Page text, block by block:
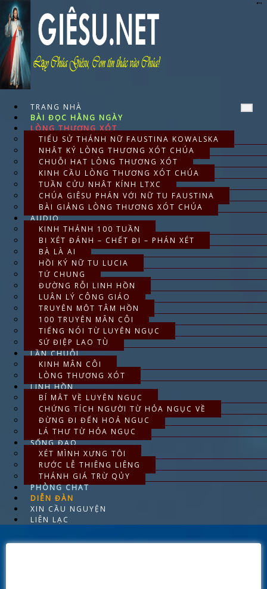
Skip
content
TRANG NHÀ
BÀI ĐỌC HẰNG NGÀY
LÒNG THƯƠNG XÓT
TIỂU SỬ THÁNH NỮ FAUSTINA KOWALSKA
NHẬT KÝ LÒNG THƯƠNG XÓT CHÚA
CHUỖI HẠT LÒNG THƯƠNG XÓT
KINH CẦU LÒNG THƯƠNG XÓT CHÚA
TUẦN CỬU NHẬT KÍNH LTXC
CHÚA GIÊSU PHÁN VỚI NỮ TU FAUSTINA
BÀI GIẢNG LÒNG THƯƠNG XÓT CHÚA
AUDIO
KINH THÁNH 100 TUẦN
BỊ XÉT ĐÁNH – CHẾT ĐI – PHÁN XÉT
BÀ LÀ AI
HỒI KÝ NỮ TU LUCIA
TỨ CHUNG
ĐƯỜNG RỖI LINH HỒN
LUÂN LÝ CÔNG GIÁO
TRUYỆN MỘT TÂM HỒN
100 TRUYỆN MÂN CÔI
TIẾNG NÓI TỪ LUYỆN NGỤC
SỨ ĐIỆP LAO TÙ
LẦN CHUỖI
KINH MÂN CÔI
LÒNG THƯƠNG XÓT
LINH HỒN
BÍ MẬT VỀ LUYỆN NGỤC
CHỨNG TÍCH NGƯỜI TỪ HỎA NGỤC VỀ
ĐỪNG ĐI ĐẾN HOẢ NGỤC
LÁ THƯ TỪ HỎA NGỤC
SỐNG ĐẠO
XÉT MÌNH XƯNG TỘI
RƯỚC LỄ THIÊNG LIÊNG
THÁNH GIÁ TRỪ QỦY
PHÒNG CHAT
DIỄN ĐÀN
XIN CẦU NGUYỆN
LIÊN LẠC